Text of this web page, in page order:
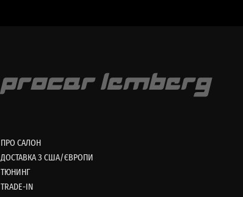
ПРО САЛОН
ДОСТАВКА З США/ЄВРОПИ
ТЮНИНГ
TRADE-IN